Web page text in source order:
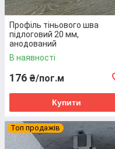
Унікальний
профілю
виключно з
Ефектний–
зона по
надає
Профіль тіньового шва
підлоговий 20 мм,
анодований
В наявності
176 ₴/пог.м
Купити
Топ продажів